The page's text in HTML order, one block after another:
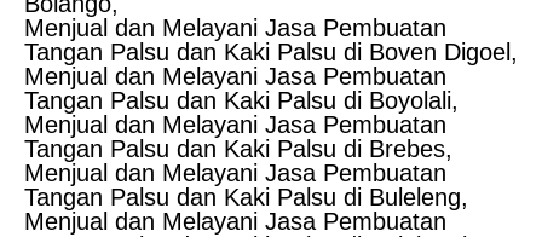
Menjual dan Melayani Jasa Pembuatan
Tangan Palsu dan Kaki Palsu di Boven Digoel,
Menjual dan Melayani Jasa Pembuatan
Tangan Palsu dan Kaki Palsu di Boyolali,
Menjual dan Melayani Jasa Pembuatan
Tangan Palsu dan Kaki Palsu di Brebes,
Menjual dan Melayani Jasa Pembuatan
Tangan Palsu dan Kaki Palsu di Buleleng,
Menjual dan Melayani Jasa Pembuatan